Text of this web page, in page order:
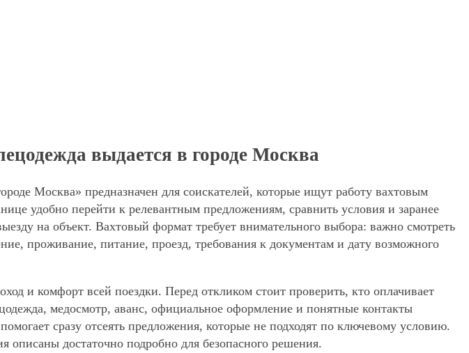
выдается в городе Москва
Москва» предназначен для соискателей, которые ищут работу вахтовым
удобно перейти к релевантным предложениям, сравнить условия и заранее
на объект. Вахтовый формат требует внимательного выбора: важно смотреть
проживание, питание, проезд, требования к документам и дату возможного
и комфорт всей поездки. Перед откликом стоит проверить, кто оплачивает
медосмотр, аванс, официальное оформление и понятные контакты
сразу отсеять предложения, которые не подходят по ключевому условию.
описаны достаточно подробно для безопасного решения.